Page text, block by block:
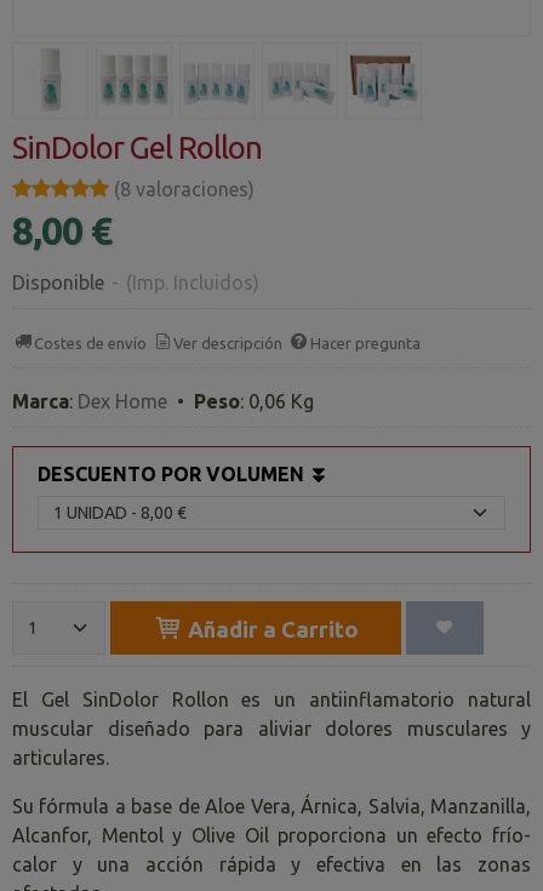
SinDolor Gel Rollon
★★★★★
★★★★★ (8 valoraciones)
8,00 €
Disponible - (Imp. Incluidos)
Costes de envío Ver descripción Hacer pregunta
Marca: Dex Home • Peso: 0,06 Kg
DESCUENTO POR VOLUMEN ⏬
Añadir a Carrito
El Gel SinDolor Rollon es un antiinflamatorio natural
muscular diseñado para aliviar dolores musculares y
articulares.
Su fórmula a base de Aloe Vera, Árnica, Salvia, Manzanilla,
Alcanfor, Mentol y Olive Oil proporciona un efecto frío-
calor y una acción rápida y efectiva en las zonas